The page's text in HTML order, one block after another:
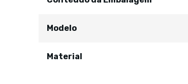
Modelo
Material